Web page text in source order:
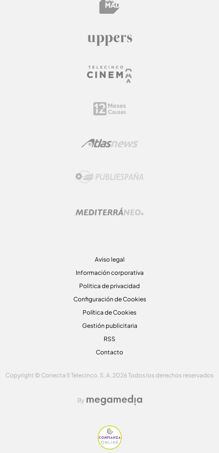
Aviso legal
Información corporativa
Politica de privacidad
Configuración de Cookies
Política de Cookies
Gestión publicitaria
RSS
Contacto
Copyright © Conecta 5 Telecinco, S. A. 2026 Todos los derechos reservados
By